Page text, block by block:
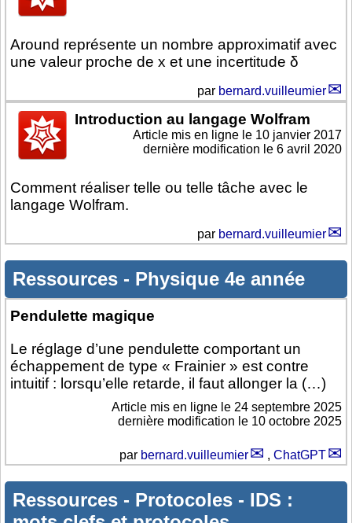
Around représente un nombre approximatif avec
une valeur proche de x et une incertitude δ
par bernard.vuilleumier
Introduction au langage Wolfram
Comment réaliser telle ou telle tâche avec le
langage Wolfram.
Article mis en ligne le 10 janvier 2017
dernière modification le 6 avril 2020
par bernard.vuilleumier
Ressources - Physique 4e année
Pendulette magique
Le réglage d’une pendulette comportant un
échappement de type « Frainier » est contre
intuitif : lorsqu’elle retarde, il faut allonger la (…)
Article mis en ligne le 24 septembre 2025
dernière modification le 10 octobre 2025
par bernard.vuilleumier , ChatGPT
Ressources - Protocoles - IDS :